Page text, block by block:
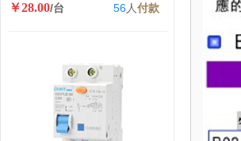
￥28.00/台 56人付款